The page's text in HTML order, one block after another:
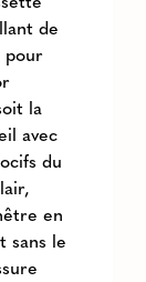
de
pour
la
avec
du
en
sans le